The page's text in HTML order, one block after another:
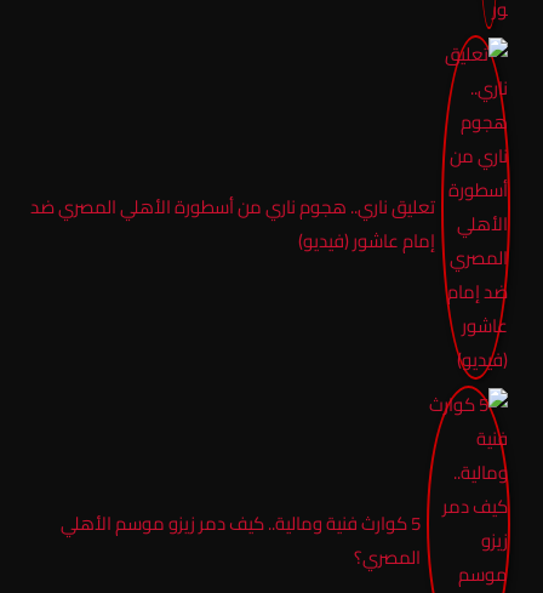
تعليق ناري.. هجوم ناري من أسطورة الأهلي المصري ضد
إمام عاشور (فيديو)
5 كوارث فنية ومالية.. كيف دمر زيزو موسم الأهلي
المصري؟